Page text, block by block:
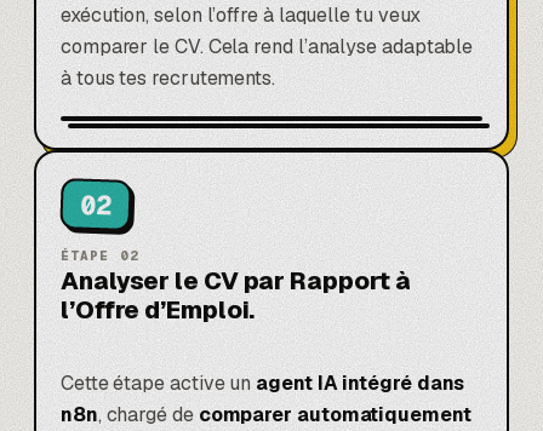
exécution, selon l’offre à laquelle tu veux
comparer le CV. Cela rend l’analyse adaptable
à tous tes recrutements.
02
ÉTAPE 02
Analyser le CV par Rapport à
l’Offre d’Emploi.
Cette étape active un agent IA intégré dans
n8n, chargé de comparer automatiquement